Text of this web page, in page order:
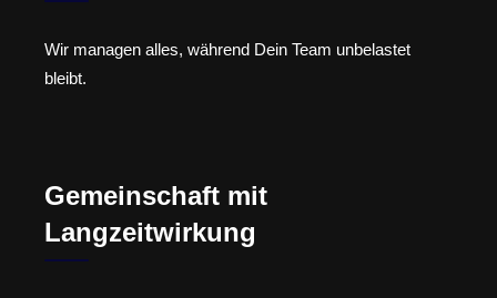
Wir managen alles, während Dein Team unbelastet
bleibt.
Gemeinschaft mit
Langzeitwirkung